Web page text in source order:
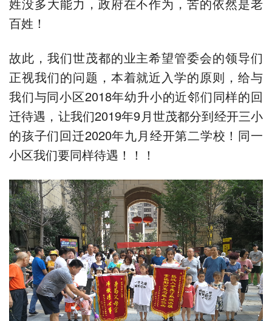
百姓！
故此，我们世茂都的业主希望管委会的领导们
正视我们的问题，本着就近入学的原则，给与
我们与同小区2018年幼升小的近邻们同样的回
迁待遇，让我们2019年9月世茂都分到经开三小
的孩子们回迁2020年九月经开第二学校！同一
小区我们要同样待遇！！！